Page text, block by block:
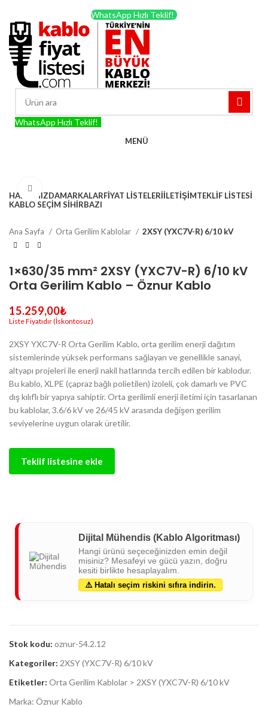
WhatsApp Hızlı Teklif!
WhatsApp Hızlı Teklif!
MENÜ
HAKKIMIZDAMARKALARFIYAT LISTELERIİLETIŞIMTEKLIF LISTESI
KABLO SEÇIM SIHIRBAZI
Büyütmek için tıklayın
Ana Sayfa Orta Gerilim Kablolar 2XSY (YXC7V-R) 6/10 kV
1×630/35 mm² 2XSY (YXC7V-R) 6/10 kV
Orta Gerilim Kablo – Öznur Kablo
15.259,00₺
2XSY YXC7V-R Orta Gerilim Kablo, orta gerilim enerji dağıtım
sistemlerinde yüksek performans sağlayan ve genellikle sanayi,
altyapı projeleri ile enerji nakil hatlarında tercih edilen bir kablodur.
Bu kablo, XLPE (çapraz bağlı polietilen) izoleli, çok damarlı ve PVC
dış kılıflı bir yapıya sahiptir. Orta gerilimli enerji iletimi için tasarlanan
bu kablolar, 3.6/6 kV ve 26/45 kV arasında değişen gerilim
seviyelerine uygun olarak üretilir.
Teklif listesine ekle
Dijital Mühendis (Kablo Algoritması)
Hangi ürünü seçeceğinizden emin değil
misiniz? Mesafeyi ve gücü yazın, doğru
kesiti birlikte hesaplayalım.
⚠️ Hatalı seçim riskini sıfıra indirin.
Stok kodu: oznur-54.2.12
Kategoriler: 2XSY (YXC7V-R) 6/10 kV
Etiketler: Orta Gerilim Kablolar > 2XSY (YXC7V-R) 6/10 kV
Marka: Öznur Kablo